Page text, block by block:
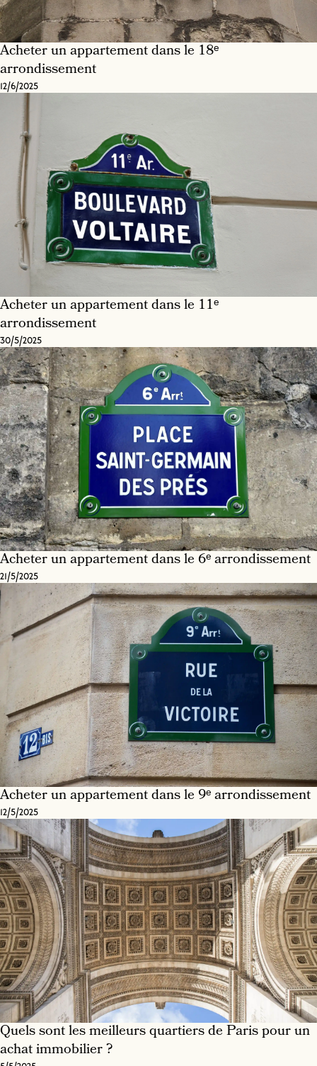
Acheter un appartement dans le 18ᵉ
arrondissement
12/6/2025
Acheter un appartement dans le 11ᵉ
arrondissement
30/5/2025
Acheter un appartement dans le 6ᵉ arrondissement
21/5/2025
Acheter un appartement dans le 9ᵉ arrondissement
12/5/2025
Quels sont les meilleurs quartiers de Paris pour un
achat immobilier ?